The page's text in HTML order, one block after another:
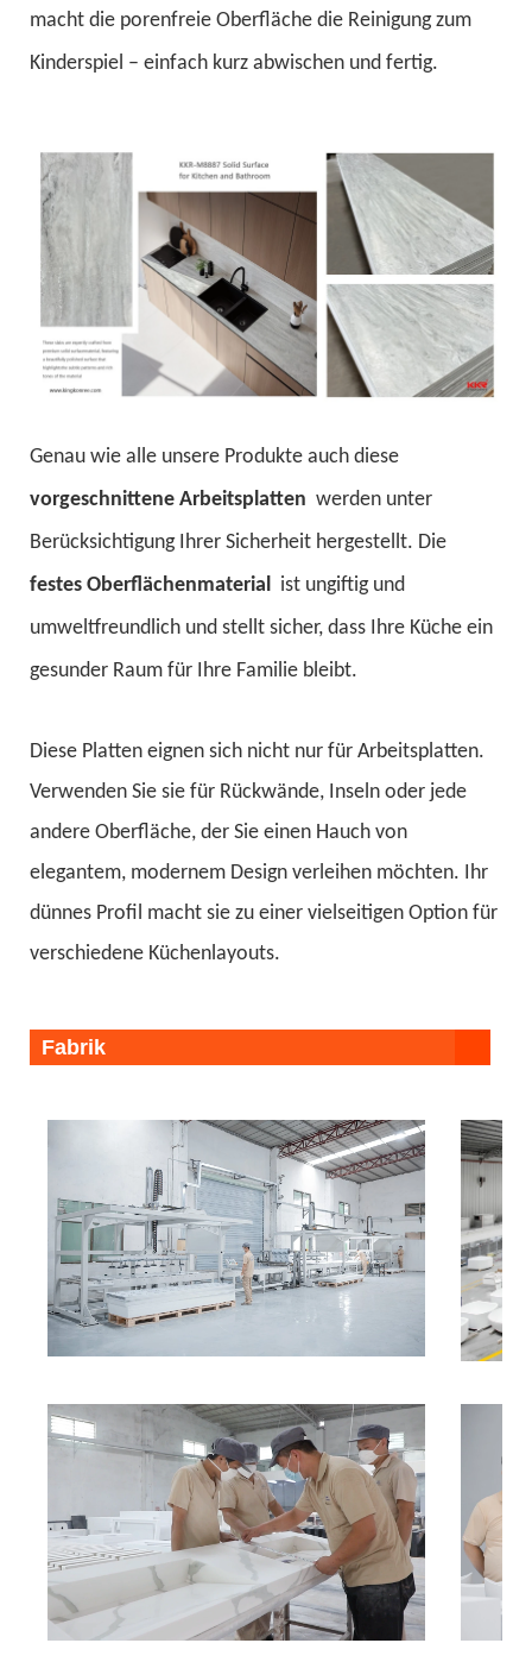
macht die porenfreie Oberfläche die Reinigung zum
Kinderspiel – einfach kurz abwischen und fertig.
Genau wie alle unsere Produkte auch diese
vorgeschnittene Arbeitsplatten werden unter
Berücksichtigung Ihrer Sicherheit hergestellt. Die
festes Oberflächenmaterial ist ungiftig und
umweltfreundlich und stellt sicher, dass Ihre Küche ein
gesunder Raum für Ihre Familie bleibt.
Diese Platten eignen sich nicht nur für Arbeitsplatten.
Verwenden Sie sie für Rückwände, Inseln oder jede
andere Oberfläche, der Sie einen Hauch von
elegantem, modernem Design verleihen möchten. Ihr
dünnes Profil macht sie zu einer vielseitigen Option für
verschiedene Küchenlayouts.
Fabrik